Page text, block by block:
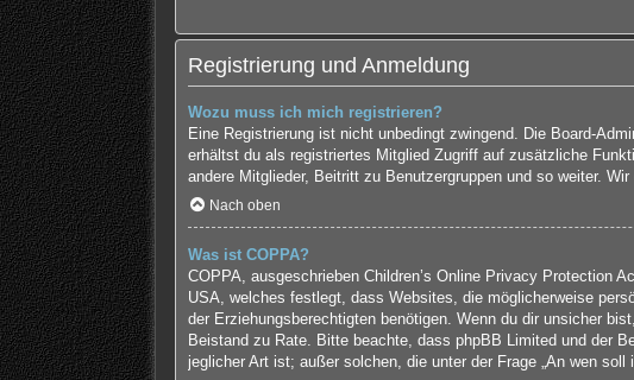
Registrierung und Anmeldung
Wozu muss ich mich registrieren?
Eine Registrierung ist nicht unbedingt zwingend. Die Board-
erhältst du als registriertes Mitglied Zugriff auf zusätzliche
andere Mitglieder, Beitritt zu Benutzergruppen und so weiter.
Nach oben
Was ist COPPA?
COPPA, ausgeschrieben Children’s Online Privacy Protection
USA, welches festlegt, dass Websites, die möglicherweise
der Erziehungsberechtigten benötigen. Wenn du dir unsicher
Beistand zu Rate. Bitte beachte, dass phpBB Limited und der
jeglicher Art ist; außer solchen, die unter der Frage „An wen